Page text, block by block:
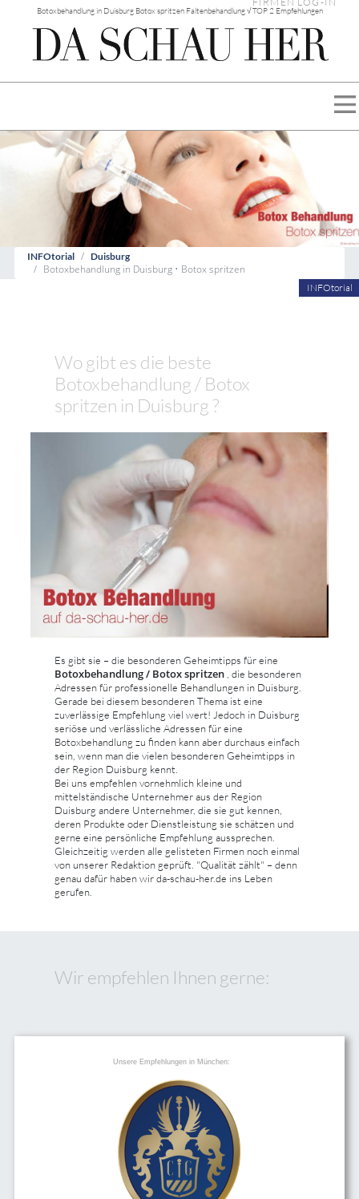
Botoxbehandlung in Duisburg Botox spritzen Faltenbehandlung √ TOP 2 Empfehlungen
INFOtorial Duisburg
Botoxbehandlung in Duisburg • Botox spritzen
INFOtorial
Wo gibt es die beste
Botoxbehandlung / Botox
spritzen in Duisburg ?
Es gibt sie – die besonderen Geheimtipps für eine
Botoxbehandlung / Botox spritzen , die besonderen
Adressen für professionelle Behandlungen in Duisburg.
Gerade bei diesem besonderen Thema ist eine
zuverlässige Empfehlung viel wert! Jedoch in Duisburg
seriöse und verlässliche Adressen für eine
Botoxbehandlung zu finden kann aber durchaus einfach
sein, wenn man die vielen besonderen Geheimtipps in
der Region Duisburg kennt.
Bei uns empfehlen vornehmlich kleine und
mittelständische Unternehmer aus der Region
Duisburg andere Unternehmer, die sie gut kennen,
deren Produkte oder Dienstleistung sie schätzen und
gerne eine persönliche Empfehlung aussprechen.
Gleichzeitig werden alle gelisteten Firmen noch einmal
von unserer Redaktion geprüft. "Qualität zählt" – denn
genau dafür haben wir da-schau-her.de ins Leben
gerufen.
Wir empfehlen Ihnen gerne:
Unsere Empfehlungen in München: